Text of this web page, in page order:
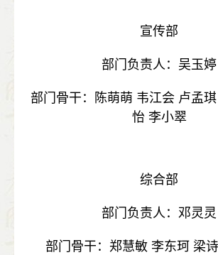
宣传部
部门负责人：吴玉婷
部门骨干：陈萌萌 韦江会 卢孟
怡 李小翠
综合部
部门负责人：邓灵灵
部门骨干：郑慧敏 李东珂 梁